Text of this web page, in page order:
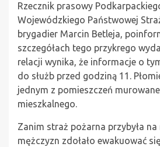
Rzecznik prasowy
Wojewódzkiego Państwowej
brygadier Marcin Betleja,
szczegółach tego przykrego
relacji wynika, że informacje o
do służb przed godziną 11.
jednym z pomieszczeń
mieszkalnego.
Zanim straż pożarna przybyła
mężczyzn zdołało ewakuować